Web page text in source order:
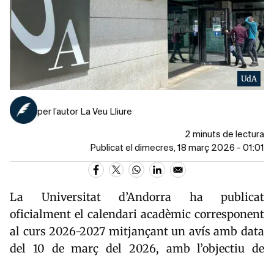
UdA
per l’autor La Veu Lliure
2 minuts de lectura
Publicat el dimecres, 18 març 2026 - 01:01
La Universitat d’Andorra ha publicat
oficialment el calendari acadèmic corresponent
al curs 2026-2027 mitjançant un avís amb data
del 10 de març del 2026, amb l’objectiu de